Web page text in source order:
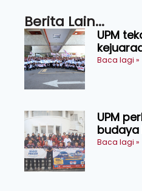
Berita Lain...
UPM
sasar
Baca lagi »
UPM
Baca lagi »